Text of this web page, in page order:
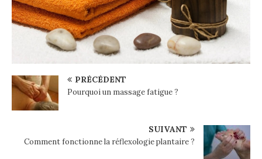
PRÉCÉDENT
Pourquoi un massage fatigue ?
SUIVANT
Comment fonctionne la réflexologie plantaire ?